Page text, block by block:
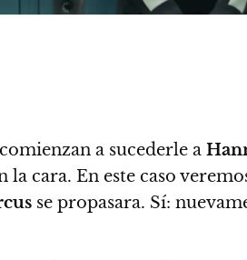
a sucederle a
la cara. En este caso
se propasara. Sí: